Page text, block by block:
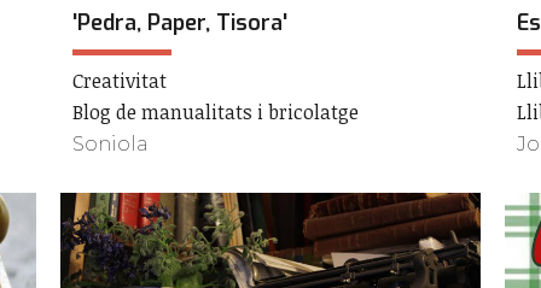
'Pedra, Paper, Tisora'
Creativitat
Blog de manualitats i bricolatge
Soniola